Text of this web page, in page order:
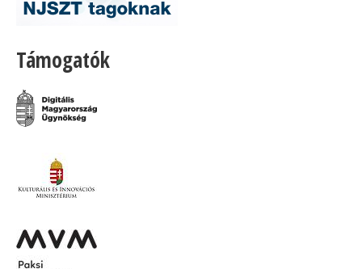
Támogatók